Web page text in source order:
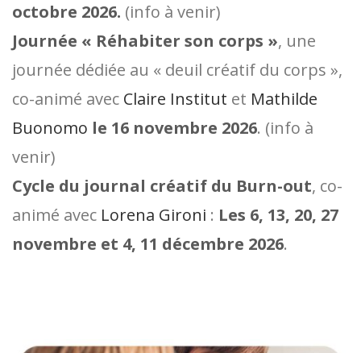
octobre 2026. (info à venir)
Journée « Réhabiter son corps », une
journée dédiée au « deuil créatif du corps »,
co-animé avec Claire Institut et Mathilde
Buonomo le 16 novembre 2026. (info à
venir)
Cycle du journal créatif du Burn-out, co-
animé avec Lorena Gironi : Les 6, 13, 20, 27
novembre et 4, 11 décembre 2026.